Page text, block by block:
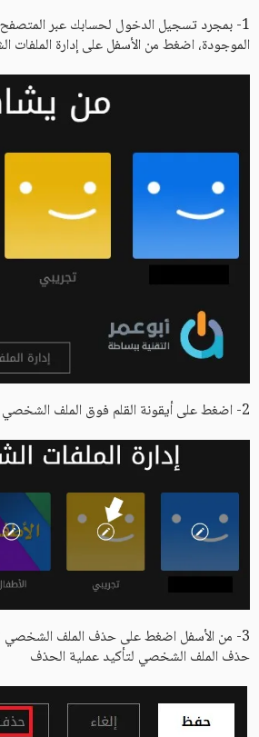
1- بمجرد تسجيل الدخول لحسابك عبر
الموجودة، اضغط من الأسفل على إدارة الملفات
2- اضغط على أيقونة القلم فوق الملف الشخصي الذي تريد حذفه
3- من الأسفل اضغط على حذف الملف
حذف الملف الشخصي لتأكيد عملية الحذف